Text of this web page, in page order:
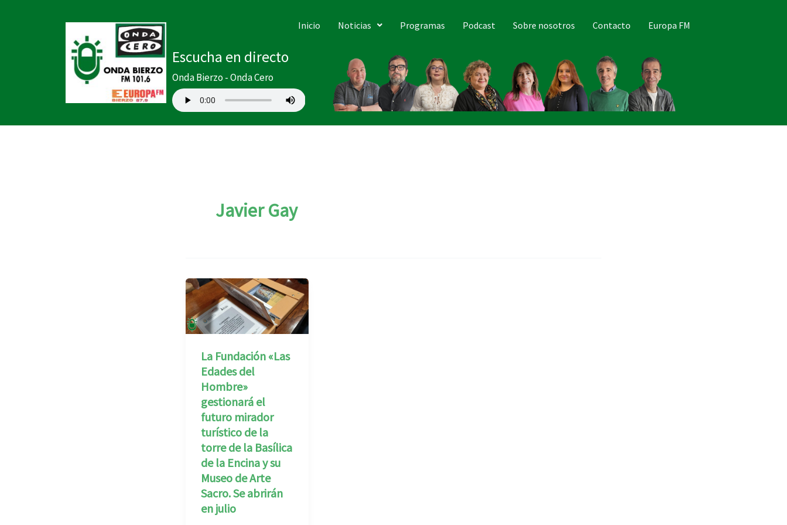
Inicio Noticias Programas Podcast Sobre nosotros Contacto Europa FM
Escucha en directo
Onda Bierzo - Onda Cero
Javier Gay
La Fundación «Las
Edades del
Hombre»
gestionará el
futuro mirador
turístico de la
torre de la Basílica
de la Encina y su
Museo de Arte
Sacro. Se abrirán
en julio